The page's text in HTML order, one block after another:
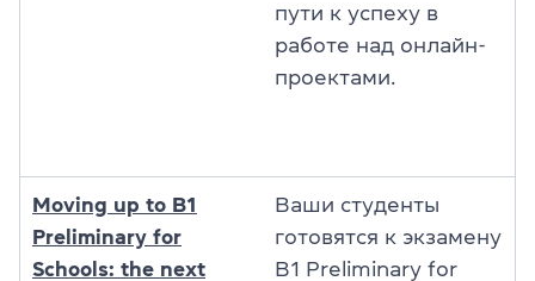
пути к успеху в
работе над онлайн-
проектами.
Moving up to B1
Preliminary for
Schools: the next
Ваши студенты
готовятся к экзамену
B1 Preliminary for